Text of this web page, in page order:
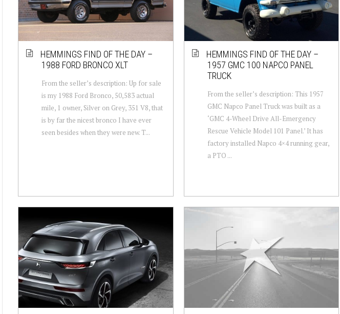
HEMMINGS FIND OF THE DAY –
1988 FORD BRONCO XLT
From the seller’s description: Up for sale
is my 1988 Ford Bronco, 50,583 actual
mile, 1 owner, Silver on Grey, 351 V8, that
is by far the nicest bronco I have ever
seen besides when they were new. T...
HEMMINGS FIND OF THE DAY –
1957 GMC 100 NAPCO PANEL
TRUCK
From the seller’s description: This 1957
GMC Napco Panel Truck was built as a
‘GMC 4-Wheel Drive All-Emergency
Rescue Vehicle Model 101 Panel.’ It has
factory installed Napco 4×4 running gear,
a PTO ...